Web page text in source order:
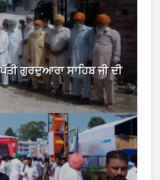
ਗੁਰਦੁਆਰਾ ਸਾਹਿਬ ਜੀ ਦੀ